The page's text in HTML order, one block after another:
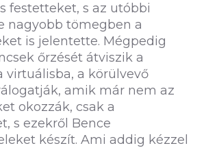
festetteket, s az utóbbi
nagyobb tömegben a
is jelentette. Mégpedig
őrzését átviszik a
virtuálisba, a körülvevő
amik már nem az
okozzák, csak a
s ezekről Bence
készít. Ami addig kézzel